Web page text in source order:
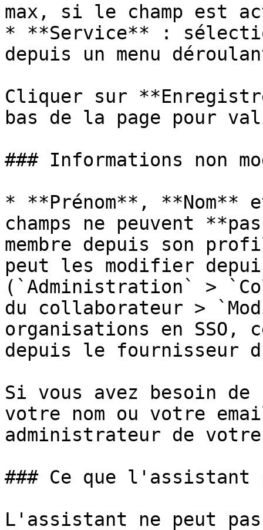
max, si le champ est
* **Service** :
depuis un menu
Cliquer sur
bas de la page pour
### Informations non
* **Prénom**, **Nom**
champs ne peuvent
membre depuis son
peut les modifier
(`Administration` >
du collaborateur >
organisations en SSO,
depuis le fournisseur
Si vous avez besoin
votre nom ou votre
administrateur de
### Ce que
L'assistant ne peut